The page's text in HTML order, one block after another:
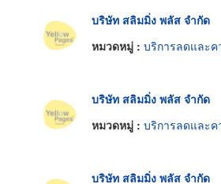
บริษัท สลิมมิ่ง พลัส จำกัด
หมวดหมู่ : บริการลดและ
บริษัท สลิมมิ่ง พลัส จำกัด
หมวดหมู่ : บริการลดและ
บริษัท สลิมมิ่ง พลัส จำกัด